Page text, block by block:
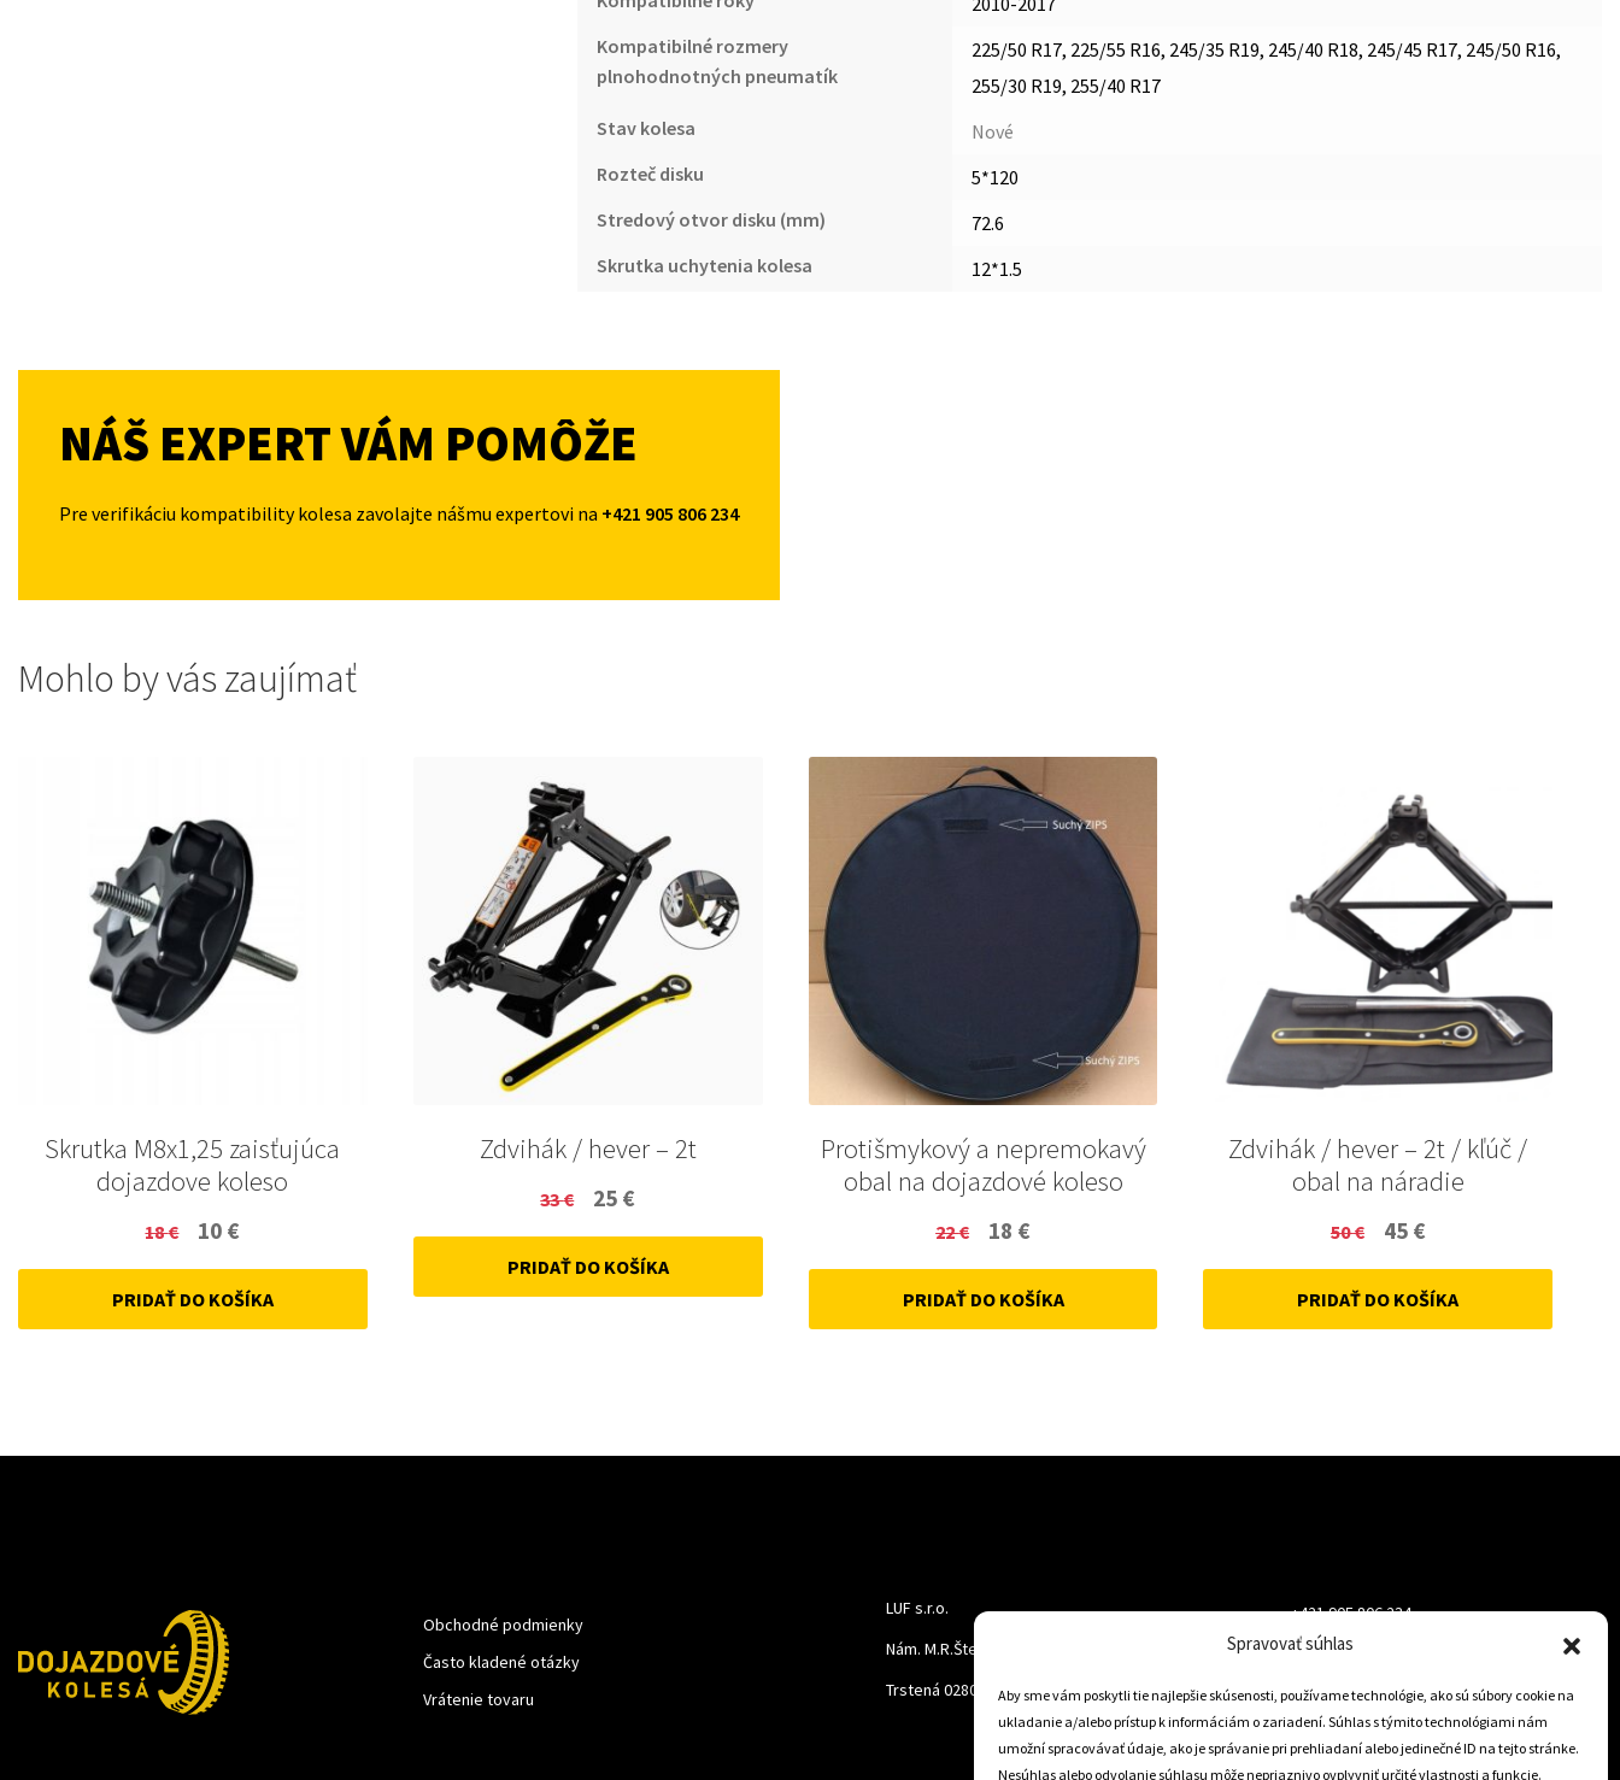
Spravovať súhlas
Aby sme vám poskytli tie najlepšie skúsenosti, používame technológie, ako sú súbory cookie na
ukladanie a/alebo prístup k informáciám o zariadení. Súhlas s týmito technológiami nám
umožní spracovávať údaje, ako je správanie pri prehliadaní alebo jedinečné ID na tejto stránke.
Nesúhlas alebo odvolanie súhlasu môže nepriaznivo ovplyvniť určité vlastnosti a funkcie.
Kompatibilné rozmery
plnohodnotných pneumatík
225/50 R17, 225/55 R16, 245/35 R19, 245/40 R18, 245/45 R17, 245/50 R16,
255/30 R19, 255/40 R17
Stav kolesa
Nové
Rozteč disku
5*120
Stredový otvor disku (mm)
72.6
Skrutka uchytenia kolesa
12*1.5
NÁŠ EXPERT VÁM POMÔŽE
Pre verifikáciu kompatibility kolesa zavolajte nášmu expertovi na +421 905 806 234
Mohlo by vás zaujímať
Skrutka M8x1,25 zaisťujúca
dojazdove koleso
18€
Original
price
was:
10 €
price
is:
PRIDAŤ DO KOŠÍKA
Zdvihák / hever – 2t
33€
Original
price
was:
25 €
price
is:
PRIDAŤ DO KOŠÍKA
Protišmykový a nepremokavý
obal na dojazdové koleso
22€
Original
price
was:
18 €Current
price
is:
PRIDAŤ DO KOŠÍKA
Zdvihák / hever – 2t / kľúč /
obal na náradie
50€
Original
price
was:
45 €Current
price
is:
PRIDAŤ DO KOŠÍKA
Obchodné podmienky
Často kladené otázky
Vrátenie tovaru
LUF s.r.o.
Nám. M.R.Štefanika 518,
Trstená 02801
+421 905 806 234
info@dojazdovekolesa.com
Český Eshop